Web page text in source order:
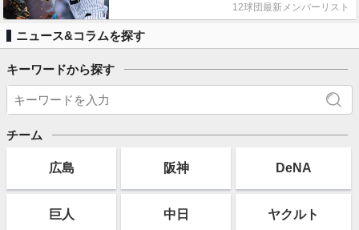
12球団最新メンバーリスト
ニュース&コラムを探す
キーワードから探す
チーム
広島 阪神 DeNA
巨人 中日 ヤクルト